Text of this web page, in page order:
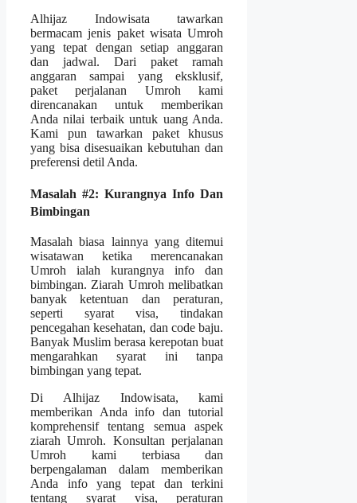
Alhijaz Indowisata tawarkan
bermacam jenis paket wisata Umroh
yang tepat dengan setiap anggaran
dan jadwal. Dari paket ramah
anggaran sampai yang eksklusif,
paket perjalanan Umroh kami
direncanakan untuk memberikan
Anda nilai terbaik untuk uang Anda.
Kami pun tawarkan paket khusus
yang bisa disesuaikan kebutuhan dan
preferensi detil Anda.
Masalah #2: Kurangnya Info Dan
Bimbingan
Masalah biasa lainnya yang ditemui
wisatawan ketika merencanakan
Umroh ialah kurangnya info dan
bimbingan. Ziarah Umroh melibatkan
banyak ketentuan dan peraturan,
seperti syarat visa, tindakan
pencegahan kesehatan, dan code baju.
Banyak Muslim berasa kerepotan buat
mengarahkan syarat ini tanpa
bimbingan yang tepat.
Di Alhijaz Indowisata, kami
memberikan Anda info dan tutorial
komprehensif tentang semua aspek
ziarah Umroh. Konsultan perjalanan
Umroh kami terbiasa dan
berpengalaman dalam memberikan
Anda info yang tepat dan terkini
tentang syarat visa, peraturan